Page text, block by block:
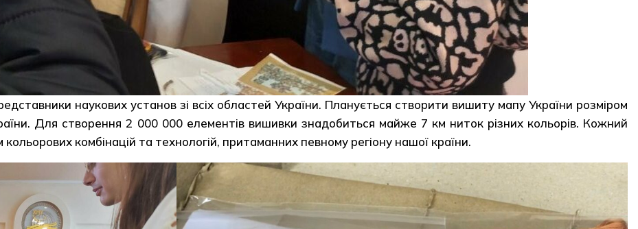
наукових установ зі всіх областей України. Планується створити вишиту мапу України розміром
Для створення 2 000 000 елементів вишивки знадобиться майже 7 км ниток різних кольорів. Кожний
комбінацій та технологій, притаманних певному регіону нашої країни.